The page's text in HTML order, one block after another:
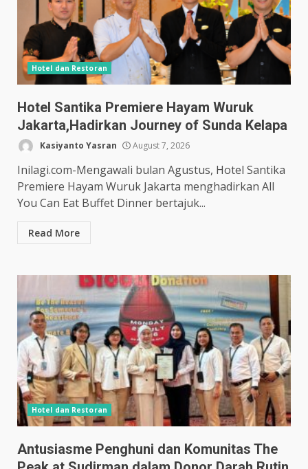
Hotel dan Restoran
Hotel Santika Premiere Hayam Wuruk
Jakarta,Hadirkan Journey of Sunda Kelapa
Kasiyanto Yasran August 7, 2026
Inilagi.com-Mengawali bulan Agustus, Hotel Santika
Premiere Hayam Wuruk Jakarta menghadirkan All
You Can Eat Buffet Dinner bertajuk...
Read More
Hotel dan Restoran
Antusiasme Penghuni dan Komunitas The